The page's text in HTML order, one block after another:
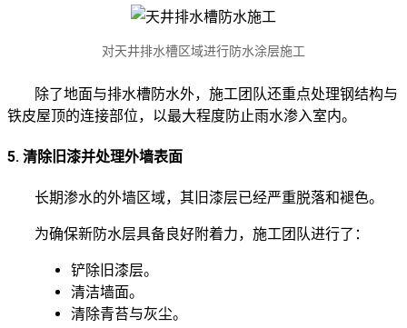
对天井排水槽区域进行防水涂层施工
除了地面与排水槽防水外，施工团队还重点处理钢结构与
铁皮屋顶的连接部位，以最大程度防止雨水渗入室内。
5. 清除旧漆并处理外墙表面
长期渗水的外墙区域，其旧漆层已经严重脱落和褪色。
为确保新防水层具备良好附着力，施工团队进行了：
铲除旧漆层。
清洁墙面。
清除青苔与灰尘。